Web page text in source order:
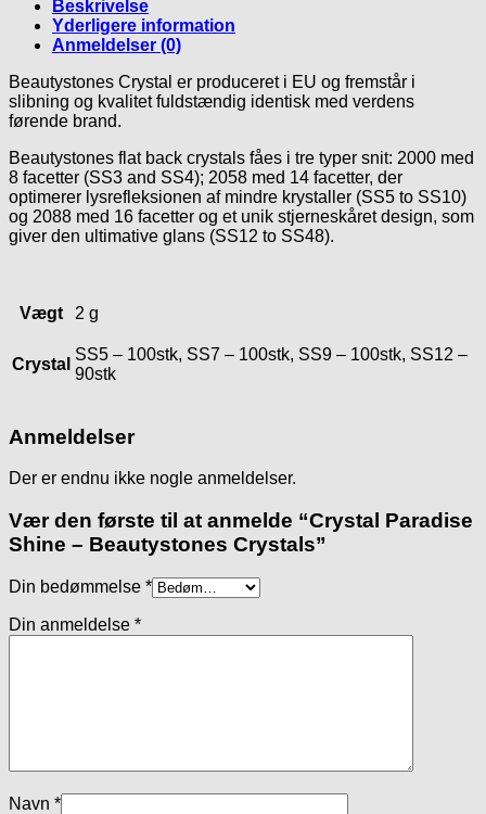
Beskrivelse
Yderligere information
Anmeldelser (0)
Beautystones Crystal er produceret i EU og fremstår i
slibning og kvalitet fuldstændig identisk med verdens
førende brand.
Beautystones flat back crystals fåes i tre typer snit: 2000 med
8 facetter (SS3 and SS4); 2058 med 14 facetter, der
optimerer lysrefleksionen af mindre krystaller (SS5 to SS10)
og 2088 med 16 facetter og et unik stjerneskåret design, som
giver den ultimative glans (SS12 to SS48).
Vægt 2 g
Crystal
SS5 – 100stk, SS7 – 100stk, SS9 – 100stk, SS12 –
90stk
Anmeldelser
Der er endnu ikke nogle anmeldelser.
Vær den første til at anmelde “Crystal Paradise
Shine – Beautystones Crystals”
Din bedømmelse *
Din anmeldelse *
Navn *